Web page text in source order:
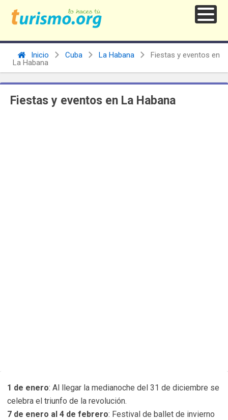
Inicio Cuba La Habana
Fiestas y eventos en
La Habana
Fiestas y eventos en La Habana
1 de enero: Al llegar la medianoche del 31 de diciembre se
celebra el triunfo de la revolución.
7 de enero al 4 de febrero: Festival de ballet de invierno